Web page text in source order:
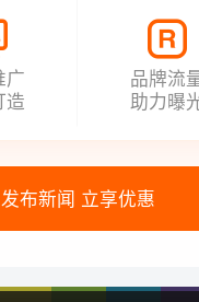
广
造
品牌流
助力曝
发布新闻 立享优惠